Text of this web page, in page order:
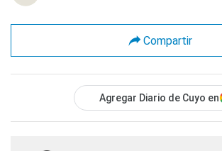
Compartir
Agregar Diario de Cuyo en